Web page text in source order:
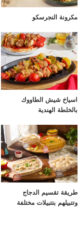
مكرونة النجرسكو
اسياخ شيش الطاووك
بالخلطة الهندية
طريقة تقسيم الدجاج
وتتبيلهم بتتبيلات مختلفة